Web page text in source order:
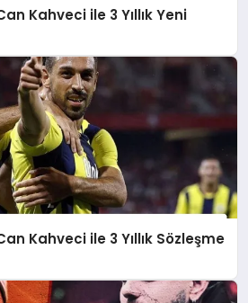
Kahveci ile 3 Yıllık Yeni
Kahveci ile 3 Yıllık Sözleşme